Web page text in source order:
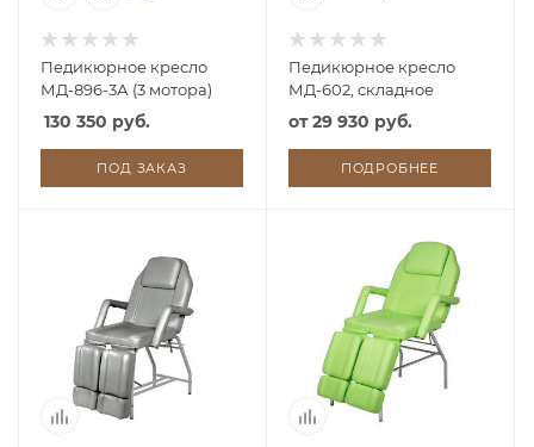
Педикюрное кресло
МД-896-3А (3 мотора)
130 350 руб.
ПОД ЗАКАЗ
Педикюрное кресло
МД-602, складное
от29 930 руб.
ПОДРОБНЕЕ